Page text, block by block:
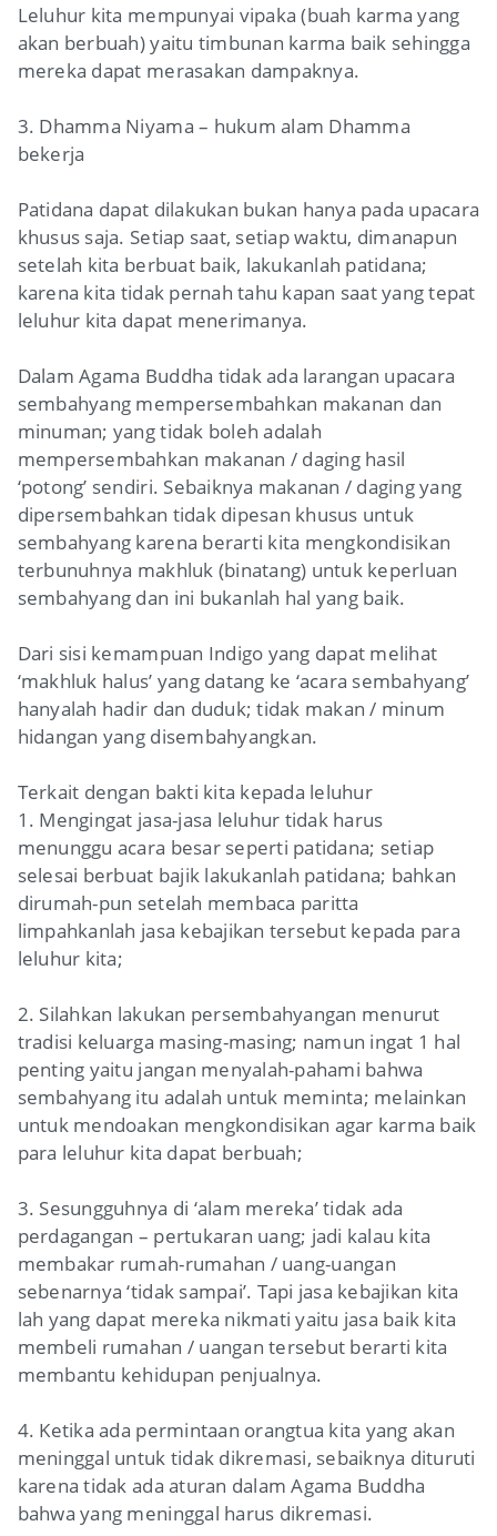
Leluhur kita mempunyai vipaka (buah karma yang
akan berbuah) yaitu timbunan karma baik sehingga
mereka dapat merasakan dampaknya.
3. Dhamma Niyama – hukum alam Dhamma
bekerja
Patidana dapat dilakukan bukan hanya pada upacara
khusus saja. Setiap saat, setiap waktu, dimanapun
setelah kita berbuat baik, lakukanlah patidana;
karena kita tidak pernah tahu kapan saat yang tepat
leluhur kita dapat menerimanya.
Dalam Agama Buddha tidak ada larangan upacara
sembahyang mempersembahkan makanan dan
minuman; yang tidak boleh adalah
mempersembahkan makanan / daging hasil
‘potong’ sendiri. Sebaiknya makanan / daging yang
dipersembahkan tidak dipesan khusus untuk
sembahyang karena berarti kita mengkondisikan
terbunuhnya makhluk (binatang) untuk keperluan
sembahyang dan ini bukanlah hal yang baik.
Dari sisi kemampuan Indigo yang dapat melihat
‘makhluk halus’ yang datang ke ‘acara sembahyang’
hanyalah hadir dan duduk; tidak makan / minum
hidangan yang disembahyangkan.
Terkait dengan bakti kita kepada leluhur
1. Mengingat jasa-jasa leluhur tidak harus
menunggu acara besar seperti patidana; setiap
selesai berbuat bajik lakukanlah patidana; bahkan
dirumah-pun setelah membaca paritta
limpahkanlah jasa kebajikan tersebut kepada para
leluhur kita;
2. Silahkan lakukan persembahyangan menurut
tradisi keluarga masing-masing; namun ingat 1 hal
penting yaitu jangan menyalah-pahami bahwa
sembahyang itu adalah untuk meminta; melainkan
untuk mendoakan mengkondisikan agar karma baik
para leluhur kita dapat berbuah;
3. Sesungguhnya di ‘alam mereka’ tidak ada
perdagangan – pertukaran uang; jadi kalau kita
membakar rumah-rumahan / uang-uangan
sebenarnya ‘tidak sampai’. Tapi jasa kebajikan kita
lah yang dapat mereka nikmati yaitu jasa baik kita
membeli rumahan / uangan tersebut berarti kita
membantu kehidupan penjualnya.
4. Ketika ada permintaan orangtua kita yang akan
meninggal untuk tidak dikremasi, sebaiknya dituruti
karena tidak ada aturan dalam Agama Buddha
bahwa yang meninggal harus dikremasi.